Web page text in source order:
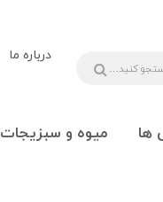
درباره ما
ها میوه و سبزیجات